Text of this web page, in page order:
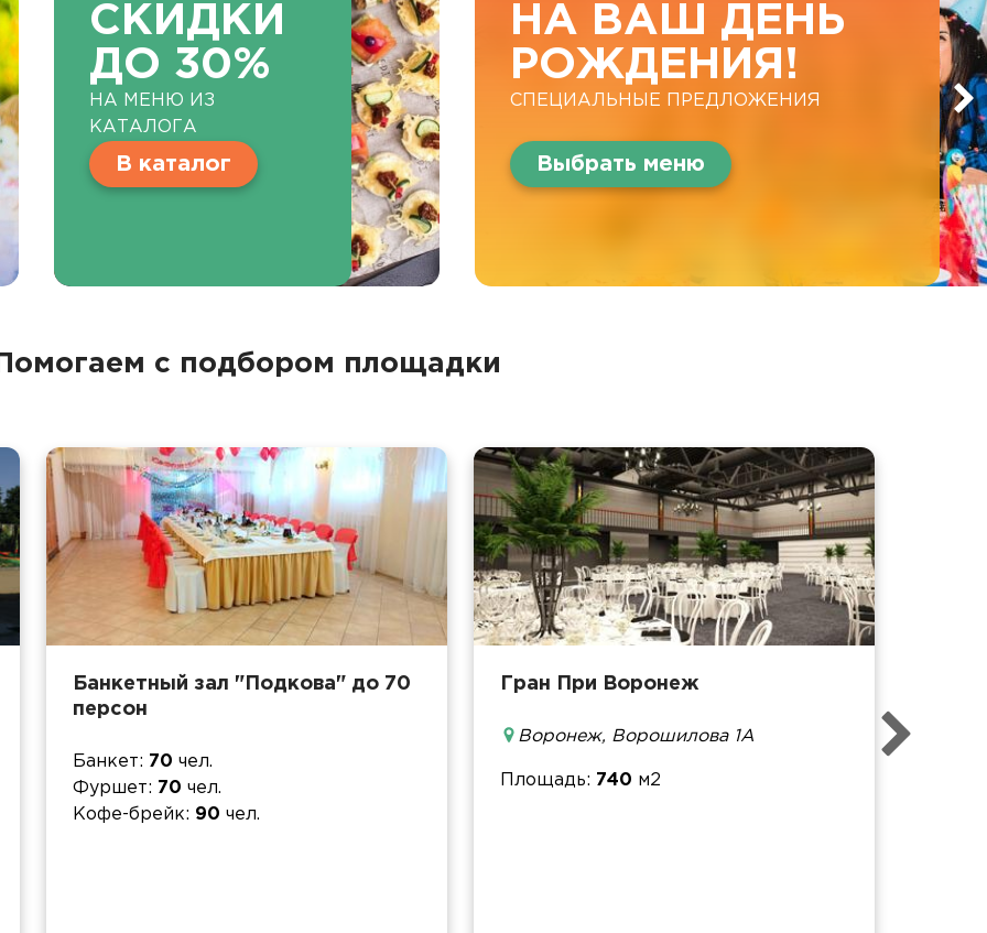
СКИДКИ
ДО 30%
НА МЕНЮ ИЗ
КАТАЛОГА
В каталог
НА ВАШ ДЕНЬ
РОЖДЕНИЯ!
СПЕЦИАЛЬНЫЕ ПРЕДЛОЖЕНИЯ
Выбрать меню
Помогаем с подбором площадки
Банкетный зал "Подкова" до 70
персон
Банкет 70 чел.
Фуршет
70 чел.
Кофе-брейк
90 чел.
Гран При Воронеж
Воронеж, Ворошилова 1А
Площадь 740 м2